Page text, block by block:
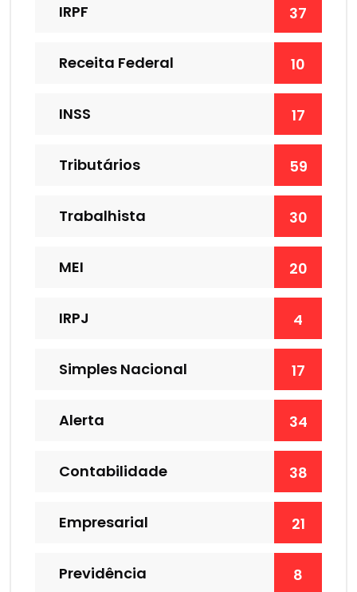
IRPF 37
Receita Federal 10
INSS 17
Tributários 59
Trabalhista 30
MEI 20
IRPJ 4
Simples Nacional 17
Alerta 34
Contabilidade 38
Empresarial 21
Previdência 8